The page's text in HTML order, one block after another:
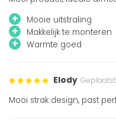
+ Mooie uitstraling
+ Makkelijk te monteren
+ Warmte goed
Elody
Mooi strak design, past